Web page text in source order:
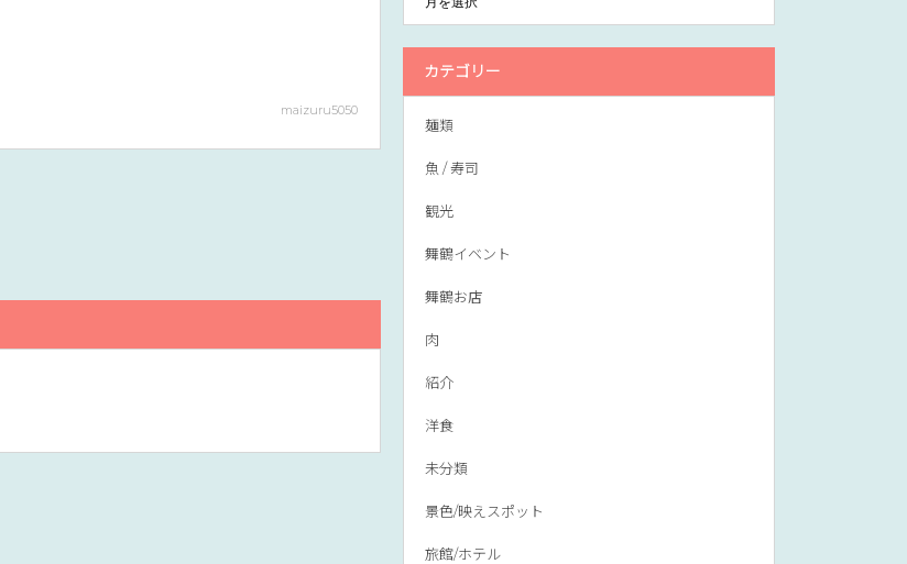
maizuru5050
カテゴリー
麺類
魚 / 寿司
観光
舞鶴イベント
舞鶴お店
肉
紹介
洋食
未分類
景色/映えスポット
旅館/ホテル